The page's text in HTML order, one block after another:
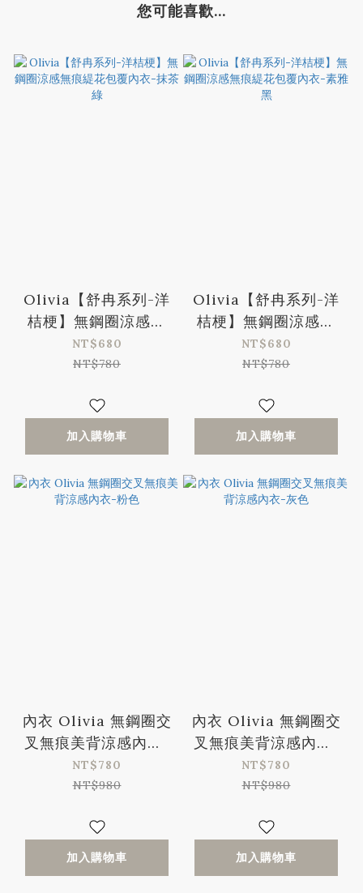
您可能喜歡...
Olivia【舒冉系列-洋
桔梗】無鋼圈涼感無
痕緹花包覆內衣-抹茶
綠
NT$680
NT$780
加入購物車
Olivia【舒冉系列-洋
桔梗】無鋼圈涼感無
痕緹花包覆內衣-素雅
黑
NT$680
NT$780
加入購物車
內衣 Olivia 無鋼圈交
叉無痕美背涼感內衣-
粉色
NT$780
NT$980
加入購物車
內衣 Olivia 無鋼圈交
叉無痕美背涼感內衣-
灰色
NT$780
NT$980
加入購物車